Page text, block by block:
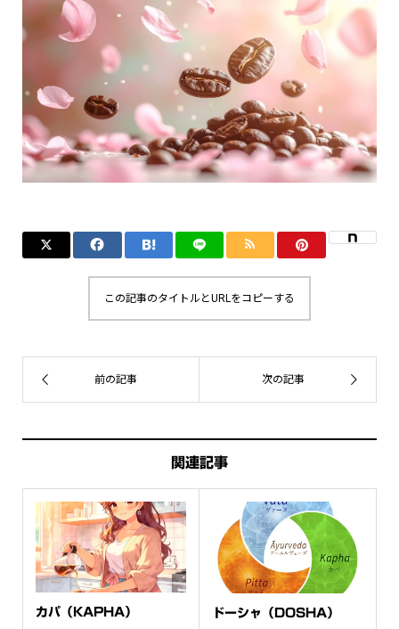
この記事のタイトルとURLをコピーする
関連記事
カパ（KAPHA） ドーシャ（DOSHA）